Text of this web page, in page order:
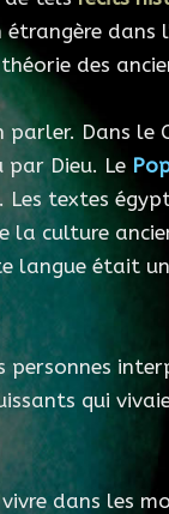
dans
des
parler. Dans le
Dieu. Le
textes
la culture
langue était
personnes
qui
dans les